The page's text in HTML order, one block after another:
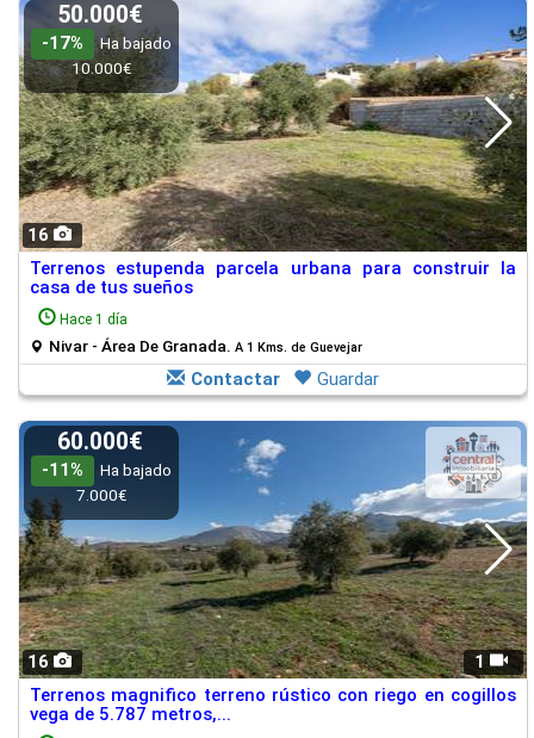
16
50.000€
-17%
Ha bajado
10.000€
Terrenos estupenda parcela urbana para construir la
casa de tus sueños
Hace 1 día
Nivar - Área De Granada. A 1 Kms. de Guevejar
Contactar Guardar
16 1
60.000€
-11%
Ha bajado
7.000€
Terrenos magnifico terreno rústico con riego en cogillos
vega de 5.787 metros,...